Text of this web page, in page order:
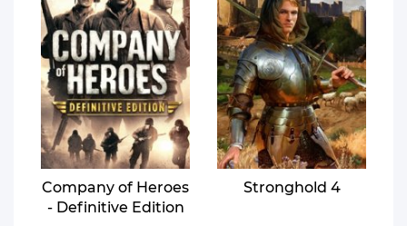
Company of Heroes
- Definitive Edition
Stronghold 4